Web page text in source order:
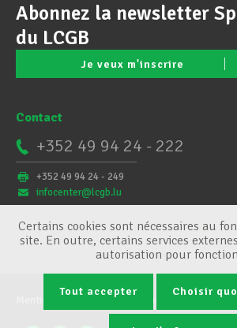
Abonnez la newsletter
du LCGB
Je veux m'inscrire
Contact
+352 49 94 24 - 222
+352 49 94 24 - 249
infocenter@lcgb.lu
Conditions générales
Certains cookies sont nécessaires au
site. En outre, certains services
autorisation pour
Tout accepter Choisir